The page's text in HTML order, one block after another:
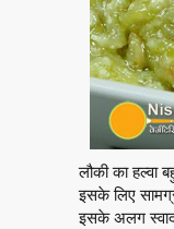
लौकी का हल्वा
इसके लिए
इसके अलग